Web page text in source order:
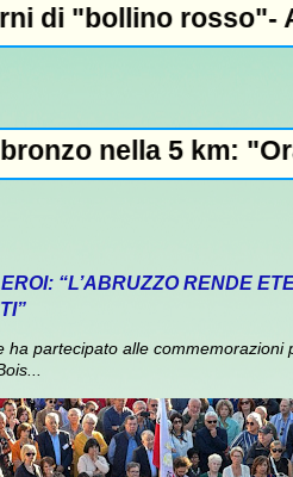
Allerta
"Ora ci
“L’ABRUZZO RENDE
partecipato alle commemorazioni
NEWS IN